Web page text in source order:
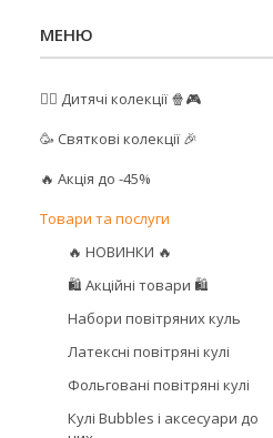
🦸‍♂️ Дитячі колекції 🍿🎮
🥳 Святкові колекції 🎉
🔥 Акція до -45%
Товари та послуги
🔥 НОВИНКИ 🔥
🛍 Акційні товари 🛍
Набори повітряних куль
Латексні повітряні кулі
Фольговані повітряні кулі
Кулі Bubbles і аксесуари до